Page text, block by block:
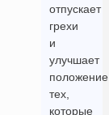
отпускает
грехи
и
улучшает
положение
тех,
которые